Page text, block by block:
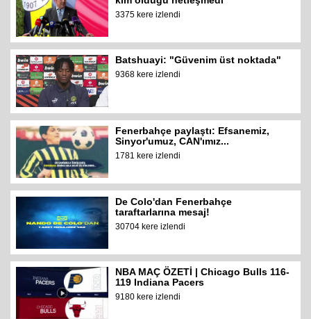
3375 kere izlendi
Batshuayi: "Güvenim üst noktada"
9368 kere izlendi
Fenerbahçe paylaştı: Efsanemiz,
Sinyor'umuz, CAN'ımız...
1781 kere izlendi
De Colo'dan Fenerbahçe
taraftarlarına mesaj!
30704 kere izlendi
NBA MAÇ ÖZETİ | Chicago Bulls 116-
119 Indiana Pacers
9180 kere izlendi